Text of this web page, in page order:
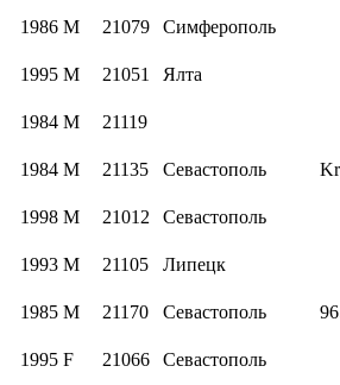
1986 M 21079 Симферополь
1995 M 21051 Ялта
1984 M 21119
1984 M 21135 Севастополь
1998 M 21012 Севастополь
1993 M 21105 Липецк
1985 M 21170 Севастополь
1995 F 21066 Севастополь